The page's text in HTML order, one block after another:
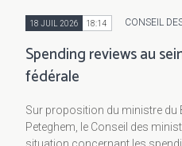
18 JUIL 2026 18:14 CONSEIL
Spending reviews au
fédérale
Sur proposition du ministre du
Peteghem, le Conseil des